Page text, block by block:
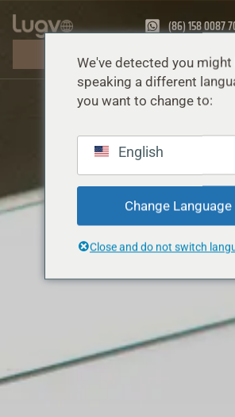
(86) 158 0087
無料見積もり
We've detected you might
speaking a different
you want to change to:
English
Change Language
Close and do not switch